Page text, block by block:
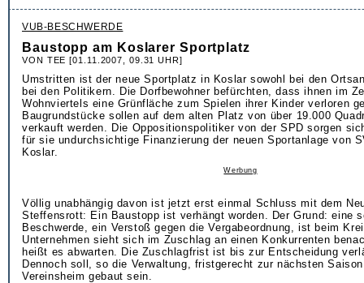
VUB-BESCHWERDE
Baustopp am Koslarer Sportplatz
VON TEE [01.11.2007, 09.31 UHR]
Umstritten ist der neue Sportplatz in Koslar sowohl bei den
bei den Politikern. Die Dorfbewohner befürchten, dass ihnen im
Wohnviertels eine Grünfläche zum Spielen ihrer Kinder verloren
Baugrundstücke sollen auf dem alten Platz von über 19.000
verkauft werden. Die Oppositionspolitiker von der SPD sorgen
für sie undurchsichtige Finanzierung der neuen Sportanlage von
Koslar.
Werbung
Völlig unabhängig davon ist jetzt erst einmal Schluss mit dem
Steffensrott: Ein Baustopp ist verhängt worden. Der Grund: eine
Beschwerde, ein Verstoß gegen die Vergabeordnung, ist beim
Unternehmen sieht sich im Zuschlag an einen Konkurrenten
heißt es abwarten. Die Zuschlagfrist ist bis zur Entscheidung
Dennoch soll, so die Verwaltung, fristgerecht zur nächsten
Vereinsheim gebaut sein.